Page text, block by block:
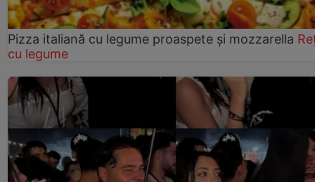
Pizza italiană cu legume proaspete și mozzarella
cu legume